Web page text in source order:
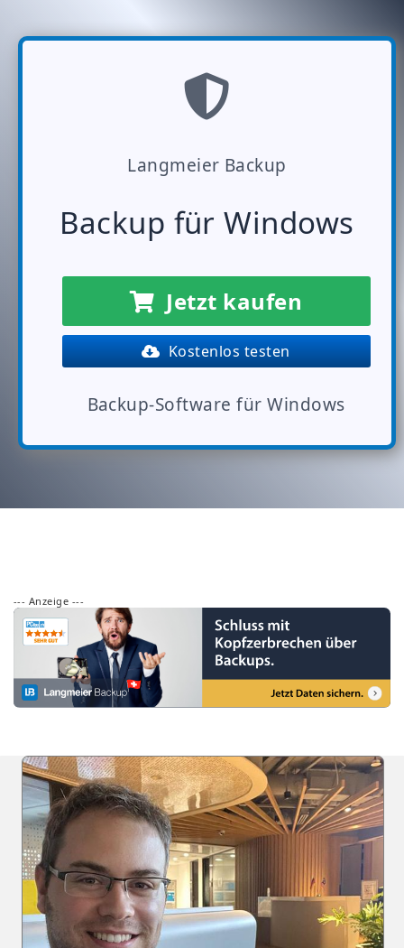
Langmeier Backup
Backup für Windows
Jetzt kaufen
Kostenlos testen
Backup-Software für Windows
--- Anzeige ---